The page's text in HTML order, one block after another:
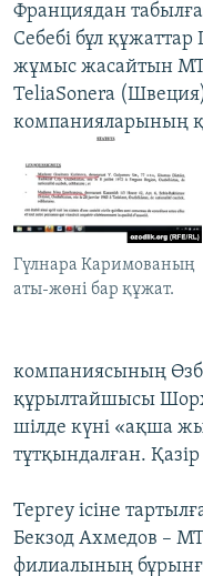
Франциядан
Себебі бұл
жұмыс жасайтын
TeliaSonera
компанияларының
Гүлнара Каримованың
аты-жөні бар құжат.
компаниясының
құрылтайшысы
шілде күні «ақша
тұтқындалған.
Тергеу ісіне
Бекзод Ахмедов –
филиалының